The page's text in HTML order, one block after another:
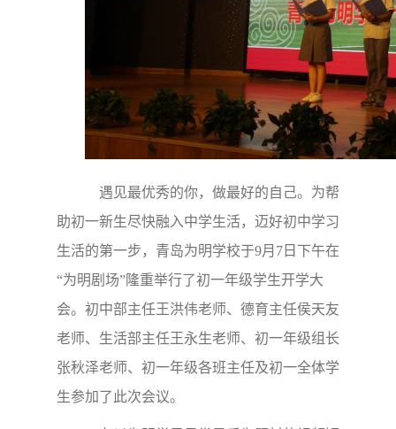
遇见最优秀的你，做最好的自己。为帮
助初一新生尽快融入中学生活，迈好初中学习
生活的第一步，青岛为明学校于9月7日下午在
“为明剧场”隆重举行了初一年级学生开学大
会。初中部主任王洪伟老师、德育主任侯天友
老师、生活部主任王永生老师、初一年级组长
张秋泽老师、初一年级各班主任及初一全体学
生参加了此次会议。